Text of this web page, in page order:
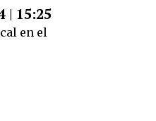
| 15:25
en el